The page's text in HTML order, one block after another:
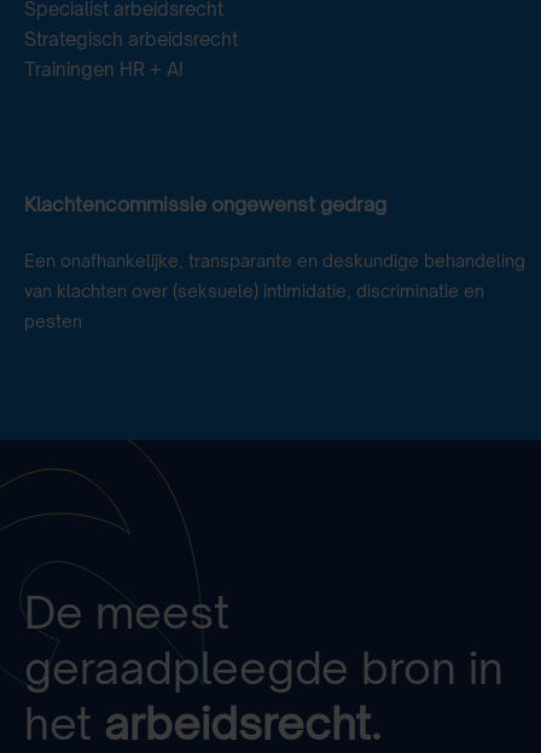
Specialist arbeidsrecht
Strategisch arbeidsrecht
Trainingen HR + AI
Klachtencommissie ongewenst gedrag
Een onafhankelijke, transparante en deskundige behandeling
van klachten over (seksuele) intimidatie, discriminatie en
pesten
De meest
geraadpleegde bron in
het arbeidsrecht.